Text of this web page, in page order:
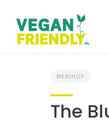
content
WEBSHOP
The